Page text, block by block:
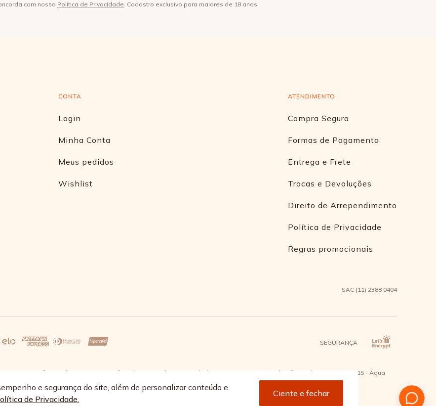
e segurança do site, além de personalizar conteúdo e
de Privacidade.
Ciente e fechar
com nossa Política de Privacidade. Cadastro exclusivo para maiores de 18 anos.
CONTA
Login
Minha Conta
Meus pedidos
Wishlist
ATENDIMENTO
Compra Segura
Formas de Pagamento
Entrega e Frete
Trocas e Devoluções
Direito de Arrependimento
Política de Privacidade
Regras promocionais
SAC (11) 2388 0404
SEGURANÇA
e sexta-feira até as 16:30, exceto feriados - Rua Alpont, 428 nível 2 - Bairro Capuava Mauá - São Paulo, CEP: 09380-115 - Água
89